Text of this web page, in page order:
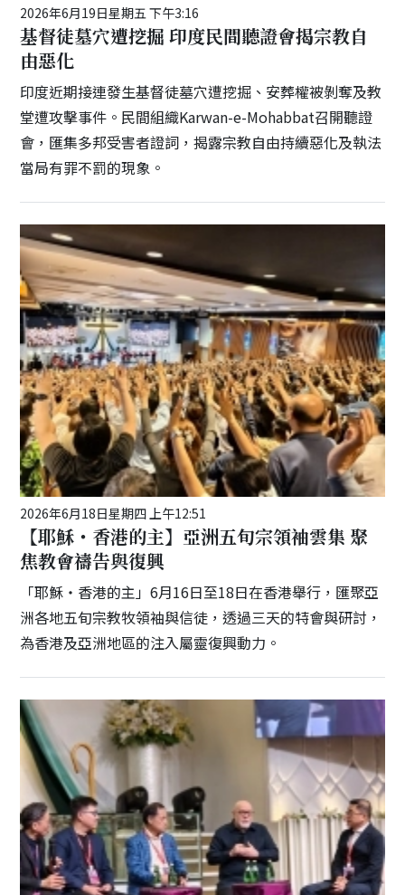
2026年6月19日星期五 下午3:16
基督徒墓穴遭挖掘 印度民間聽證會揭宗教自
由惡化
印度近期接連發生基督徒墓穴遭挖掘、安葬權被剝奪及教
堂遭攻擊事件。民間組織Karwan-e-Mohabbat召開聽證
會，匯集多邦受害者證詞，揭露宗教自由持續惡化及執法
當局有罪不罰的現象。
2026年6月18日星期四 上午12:51
【耶穌・香港的主】亞洲五旬宗領袖雲集 聚
焦教會禱告與復興
「耶穌・香港的主」6月16日至18日在香港舉行，匯聚亞
洲各地五旬宗教牧領袖與信徒，透過三天的特會與研討，
為香港及亞洲地區的注入屬靈復興動力。